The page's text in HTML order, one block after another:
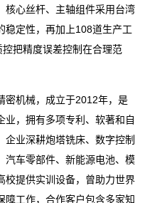
核心丝杆、主轴组件采用台湾
稳定性，再加上108道生产工
把精度误差控制在合理范
机械，成立于2012年，是
业，拥有多项专利、软著和自
企业深耕炮塔铣床、数字控制
汽车零部件、新能源电池、模
校提供实训设备，曾助力世界
障工作，合作客户包含多家知